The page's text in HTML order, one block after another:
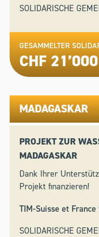
SOLIDARISCHE
GESAMMELTER
CHF 21’000
MADAGASKAR
PROJEKT ZUR
MADAGASKAR
Dank Ihrer
Projekt finanzieren!
TIM-Suisse et
SOLIDARISCHE